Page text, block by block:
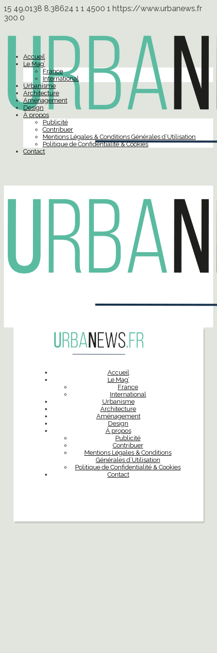
15 49.0138 8.38624 1 1 4500 1 https://www.urbanews.fr
300 0
Accueil
Le Mag’
France
International
Urbanisme
Architecture
Aménagement
Design
À propos
Publicité
Contribuer
Mentions Légales & Conditions Générales d’Utilisation
Politique de Confidentialité & Cookies
Contact
Accueil
Le Mag’
France
International
Urbanisme
Architecture
Aménagement
Design
À propos
Publicité
Contribuer
Mentions Légales & Conditions
Générales d’Utilisation
Politique de Confidentialité & Cookies
Contact